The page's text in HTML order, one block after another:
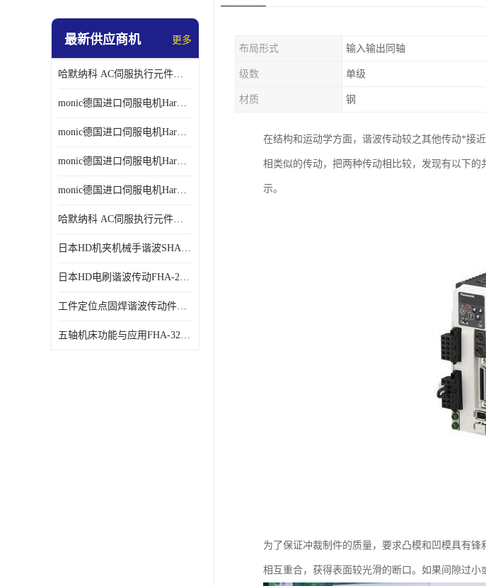
最新供应商机 更多
哈默纳科 AC伺服执行元件扁平型SHA系列 议价
monic德国进口伺服电机Har中国总代理单价
monic德国进口伺服电机Har中国总代理代理
monic德国进口伺服电机Har中国总代理公司
monic德国进口伺服电机Har中国总代理供应
哈默纳科 AC伺服执行元件扁平型SHA系列
日本HD机夹机械手谐波SHA32A120CG-B12B
日本HD电刷谐波传动FHA-25C-50-E250-C
工件定位点固焊谐波传动件哈默纳科CSF-45-100-2UH
五轴机床功能与应用FHA-32C-50-US250
布局形式 输入输出同轴
级数 单级
材质 钢
在结构和运动学方面，谐波传动较之其他传动*接
相类似的传动，把两种传动相比较，发现有以下
示。
为了保证冲裁制件的质量，要求凸模和凹模具有
相互重合，获得表面较光滑的断口。如果间隙过小